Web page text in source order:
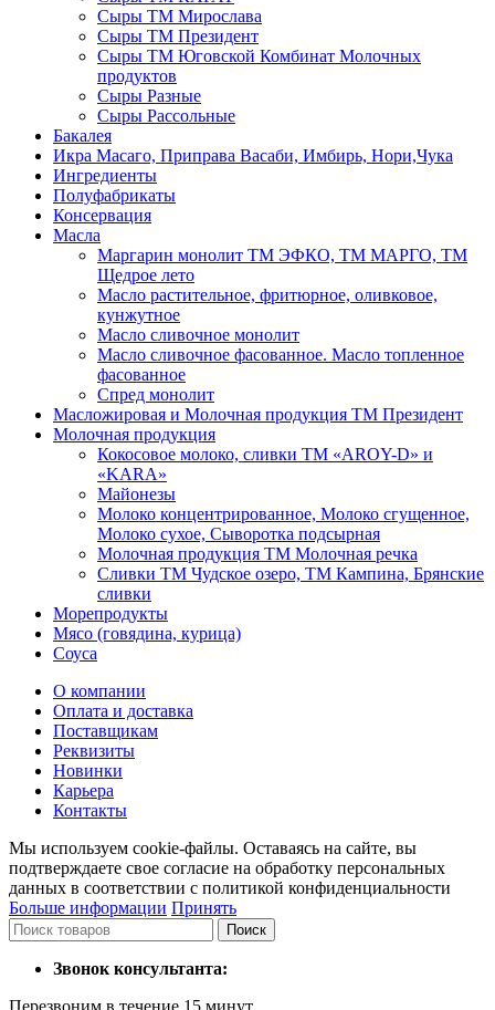
Сыры ТМ Мирослава
Сыры ТМ Президент
Сыры ТМ Юговской Комбинат Молочных
продуктов
Сыры Разные
Сыры Рассольные
Бакалея
Икра Масаго, Приправа Васаби, Имбирь, Нори,Чука
Ингредиенты
Полуфабрикаты
Консервация
Масла
Маргарин монолит ТМ ЭФКО, ТМ МАРГО, ТМ
Щедрое лето
Масло растительное, фритюрное, оливковое,
кунжутное
Масло сливочное монолит
Масло сливочное фасованное. Масло топленное
фасованное
Спред монолит
Масложировая и Молочная продукция ТМ Президент
Молочная продукция
Кокосовое молоко, сливки ТМ «AROY-D» и
«KARA»
Майонезы
Молоко концентрированное, Молоко сгущенное,
Молоко сухое, Сыворотка подсырная
Молочная продукция ТМ Молочная речка
Сливки ТМ Чудское озеро, ТМ Кампина, Брянские
сливки
Морепродукты
Мясо (говядина, курица)
Соуса
О компании
Оплата и доставка
Поставщикам
Реквизиты
Новинки
Карьера
Контакты
Мы используем cookie-файлы. Оставаясь на сайте, вы
подтверждаете свое согласие на обработку персональных
данных в соответствии с политикой конфиденциальности
Больше информации Принять
Поиск
Звонок консультанта:
Перезвоним в течение 15 минут